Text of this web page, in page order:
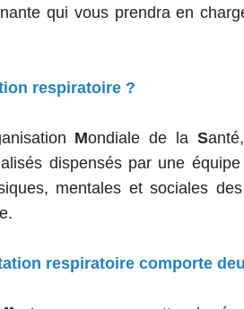
qui vous prendra en
respiratoire ?
Mondiale de la S
dispensés par une
mentales et sociales
respiratoire comporte